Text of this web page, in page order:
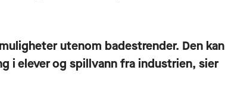
utenom badestrender. Den kan
i elever og spillvann fra industrien, sier